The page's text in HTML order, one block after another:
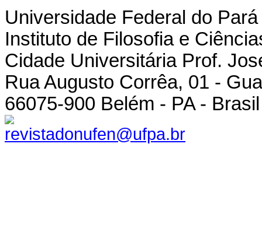
Universidade Federal do Pará
Instituto de Filosofia e
Cidade Universitária Prof.
Rua Augusto Corrêa, 01 -
66075-900 Belém - PA - Brasil
revistadonufen@ufpa.br